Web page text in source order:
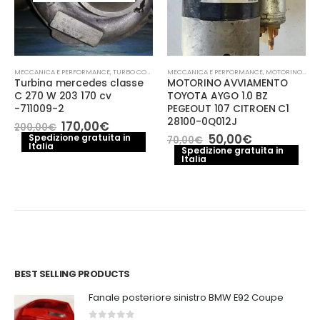
MECCANICA E PERFORMANCE,TURBO COMPRESSORE- TURBINA
Turbina mercedes classe
C 270 W 203 170 cv
-711009-2
200,00€ Il
prezzo
originale
170,00€Il
prezzo
attuale
Spedizione gratuita in
Italia
MECCANICA E PERFORMANCE, MOTORINO AVVIAMENTO
MOTORINO AVVIAMENTO
TOYOTA AYGO 1.0 BZ
PEGEOUT 107 CITROEN C1
28100-0Q012J
70,00€ Il
prezzo
originale
50,00€Il
prezzo
attuale
Spedizione gratuita in
Italia
BEST SELLING PRODUCTS
Fanale posteriore sinistro BMW E92 Coupe